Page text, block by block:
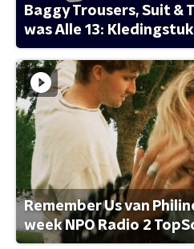
Baggy Trousers, Suit &
was Alle 13:
Remember Us van
week NPO Radio 2